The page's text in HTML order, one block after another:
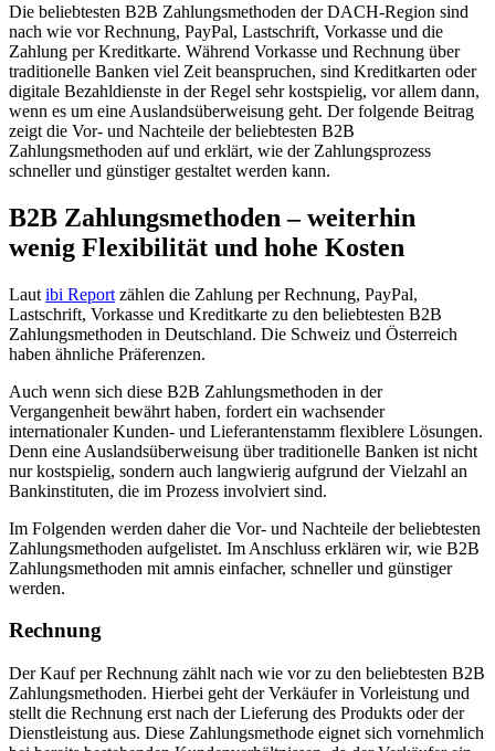
Die beliebtesten B2B Zahlungsmethoden der DACH-Region sind
nach wie vor Rechnung, PayPal, Lastschrift, Vorkasse und die
Zahlung per Kreditkarte. Während Vorkasse und Rechnung über
traditionelle Banken viel Zeit beanspruchen, sind Kreditkarten oder
digitale Bezahldienste in der Regel sehr kostspielig, vor allem dann,
wenn es um eine Auslandsüberweisung geht. Der folgende Beitrag
zeigt die Vor- und Nachteile der beliebtesten B2B
Zahlungsmethoden auf und erklärt, wie der Zahlungsprozess
schneller und günstiger gestaltet werden kann.
B2B Zahlungsmethoden – weiterhin
wenig Flexibilität und hohe Kosten
Laut ibi Report zählen die Zahlung per Rechnung, PayPal,
Lastschrift, Vorkasse und Kreditkarte zu den beliebtesten B2B
Zahlungsmethoden in Deutschland. Die Schweiz und Österreich
haben ähnliche Präferenzen.
Auch wenn sich diese B2B Zahlungsmethoden in der
Vergangenheit bewährt haben, fordert ein wachsender
internationaler Kunden- und Lieferantenstamm flexiblere Lösungen.
Denn eine Auslandsüberweisung über traditionelle Banken ist nicht
nur kostspielig, sondern auch langwierig aufgrund der Vielzahl an
Bankinstituten, die im Prozess involviert sind.
Im Folgenden werden daher die Vor- und Nachteile der beliebtesten
Zahlungsmethoden aufgelistet. Im Anschluss erklären wir, wie B2B
Zahlungsmethoden mit amnis einfacher, schneller und günstiger
werden.
Rechnung
Der Kauf per Rechnung zählt nach wie vor zu den beliebtesten B2B
Zahlungsmethoden. Hierbei geht der Verkäufer in Vorleistung und
stellt die Rechnung erst nach der Lieferung des Produkts oder der
Dienstleistung aus. Diese Zahlungsmethode eignet sich vornehmlich